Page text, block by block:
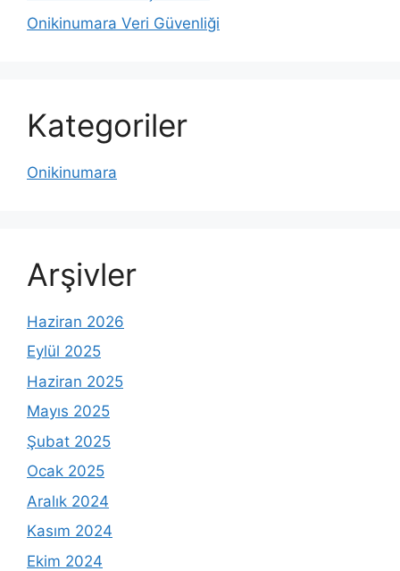
Onikinumara Veri Güvenliği
Kategoriler
Onikinumara
Arşivler
Haziran 2026
Eylül 2025
Haziran 2025
Mayıs 2025
Şubat 2025
Ocak 2025
Aralık 2024
Kasım 2024
Ekim 2024